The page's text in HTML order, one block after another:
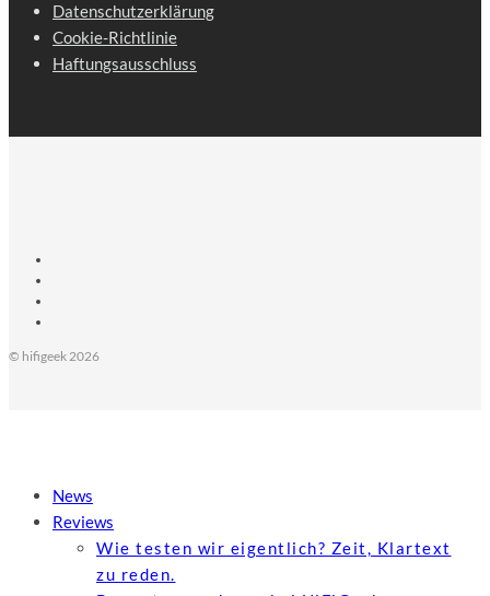
Datenschutzerklärung
Cookie-Richtlinie
Haftungsausschluss
© hifigeek 2026
News
Reviews
Wie testen wir eigentlich? Zeit, Klartext
zu reden.